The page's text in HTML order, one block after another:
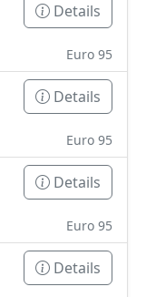
Details
Euro 95
Details
Euro 95
Details
Euro 95
Details